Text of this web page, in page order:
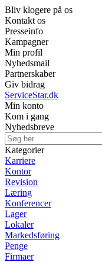
Bliv klogere på os
Kontakt os
Presseinfo
Kampagner
Min profil
Nyhedsmail
Partnerskaber
Giv bidrag
ServiceStar.dk
Min konto
Kom i gang
Nyhedsbreve
Kategorier
Karriere
Kontor
Revision
Læring
Konferencer
Lager
Lokaler
Markedsføring
Penge
Firmaer